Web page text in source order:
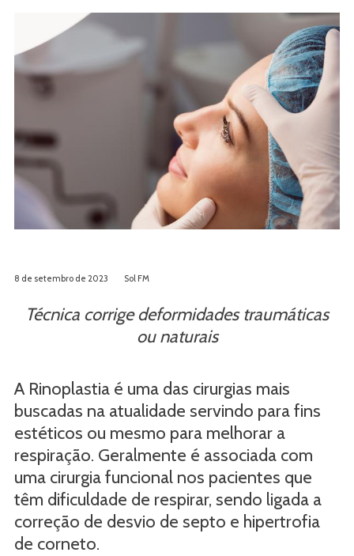
8 de setembro de 2023 Sol FM
Técnica corrige deformidades traumáticas
ou naturais
A Rinoplastia é uma das cirurgias mais
buscadas na atualidade servindo para fins
estéticos ou mesmo para melhorar a
respiração. Geralmente é associada com
uma cirurgia funcional nos pacientes que
têm dificuldade de respirar, sendo ligada a
correção de desvio de septo e hipertrofia
de corneto.